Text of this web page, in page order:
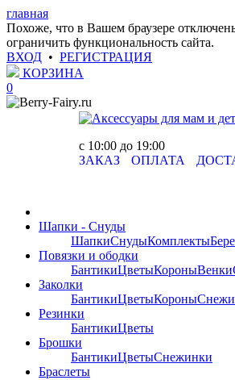
главная
Похоже, что в Вашем браузере
ограничить функциональность сайта.
ВХОД • РЕГИСТРАЦИЯ
КОРЗИНА
0
с 10:00 до 19:00
ЗАКАЗ
ОПЛАТА
Шапки - Снуды
ШапкиСнудыКомплекты
Повязки и ободки
БантикиЦветыКороныВенки
Заколки
БантикиЦветыКороны
Резинки
БантикиЦветы
Брошки
БантикиЦветыСнежинки
Браслеты